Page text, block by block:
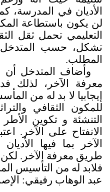
الأديان في المدرسة،
لن يكون باستطاعة
التعليمي تحمل ثقل
تشكل، حسب المتدخل،
المطلب.
وأضاف المتدخل أن
معرفة الآخر، لذلك
إيجابيا لا بد له من
للمكون الثقافي
التنشئة و تكوين الأطر
الانفتاح على الآخر.
الآخر بما فيها
طريق معرفة الآخر. لكن
فلابد له من التأسيس
عبد الوهاب رفيقي: